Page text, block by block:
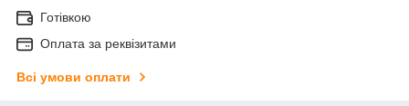
Готівкою
Оплата за реквізитами
Всі умови оплати